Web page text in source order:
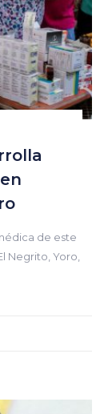
de este
Negrito, Yoro,